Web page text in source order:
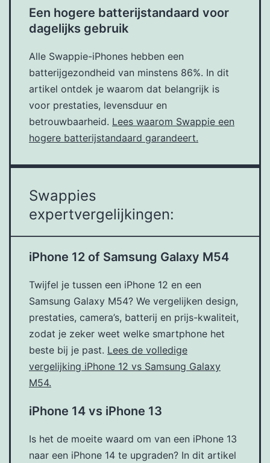
Een hogere batterijstandaard voor
dagelijks gebruik
Alle Swappie-iPhones hebben een
batterijgezondheid van minstens 86%. In dit
artikel ontdek je waarom dat belangrijk is
voor prestaties, levensduur en
betrouwbaarheid. Lees waarom Swappie een
hogere batterijstandaard garandeert.
Swappies
expertvergelijkingen:
iPhone 12 of Samsung Galaxy M54
Twijfel je tussen een iPhone 12 en een
Samsung Galaxy M54? We vergelijken design,
prestaties, camera’s, batterij en prijs-kwaliteit,
zodat je zeker weet welke smartphone het
beste bij je past. Lees de volledige
vergelijking iPhone 12 vs Samsung Galaxy
M54.
iPhone 14 vs iPhone 13
Is het de moeite waard om van een iPhone 13
naar een iPhone 14 te upgraden? In dit artikel